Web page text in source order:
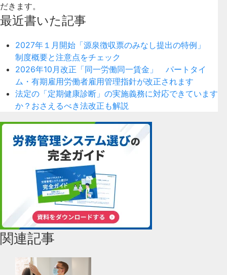
だきます。
最近書いた記事
2027年１月開始「源泉徴収票のみなし提出の特例」
制度概要と注意点をチェック
2026年10月改正「同一労働同一賃金」 パートタイ
ム・有期雇用労働者雇用管理指針が改正されます
法定の「定期健康診断」の実施義務に対応できています
か？おさえるべき法改正も解説
関連記事